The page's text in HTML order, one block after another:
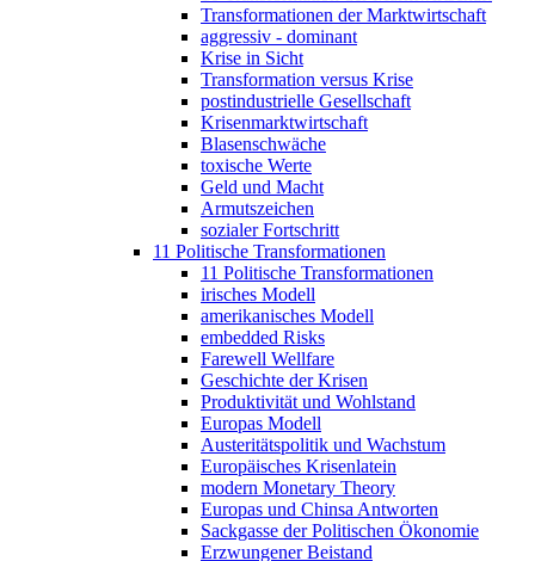
Transformationen der Marktwirtschaft
aggressiv - dominant
Krise in Sicht
Transformation versus Krise
postindustrielle Gesellschaft
Krisenmarktwirtschaft
Blasenschwäche
toxische Werte
Geld und Macht
Armutszeichen
sozialer Fortschritt
11 Politische Transformationen
11 Politische Transformationen
irisches Modell
amerikanisches Modell
embedded Risks
Farewell Wellfare
Geschichte der Krisen
Produktivität und Wohlstand
Europas Modell
Austeritätspolitik und Wachstum
Europäisches Krisenlatein
modern Monetary Theory
Europas und Chinsa Antworten
Sackgasse der Politischen Ökonomie
Erzwungener Beistand